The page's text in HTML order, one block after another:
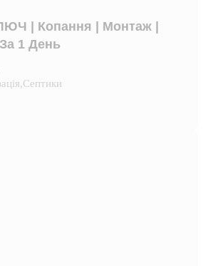
| Копання | Монтаж |
1 День
,Септики